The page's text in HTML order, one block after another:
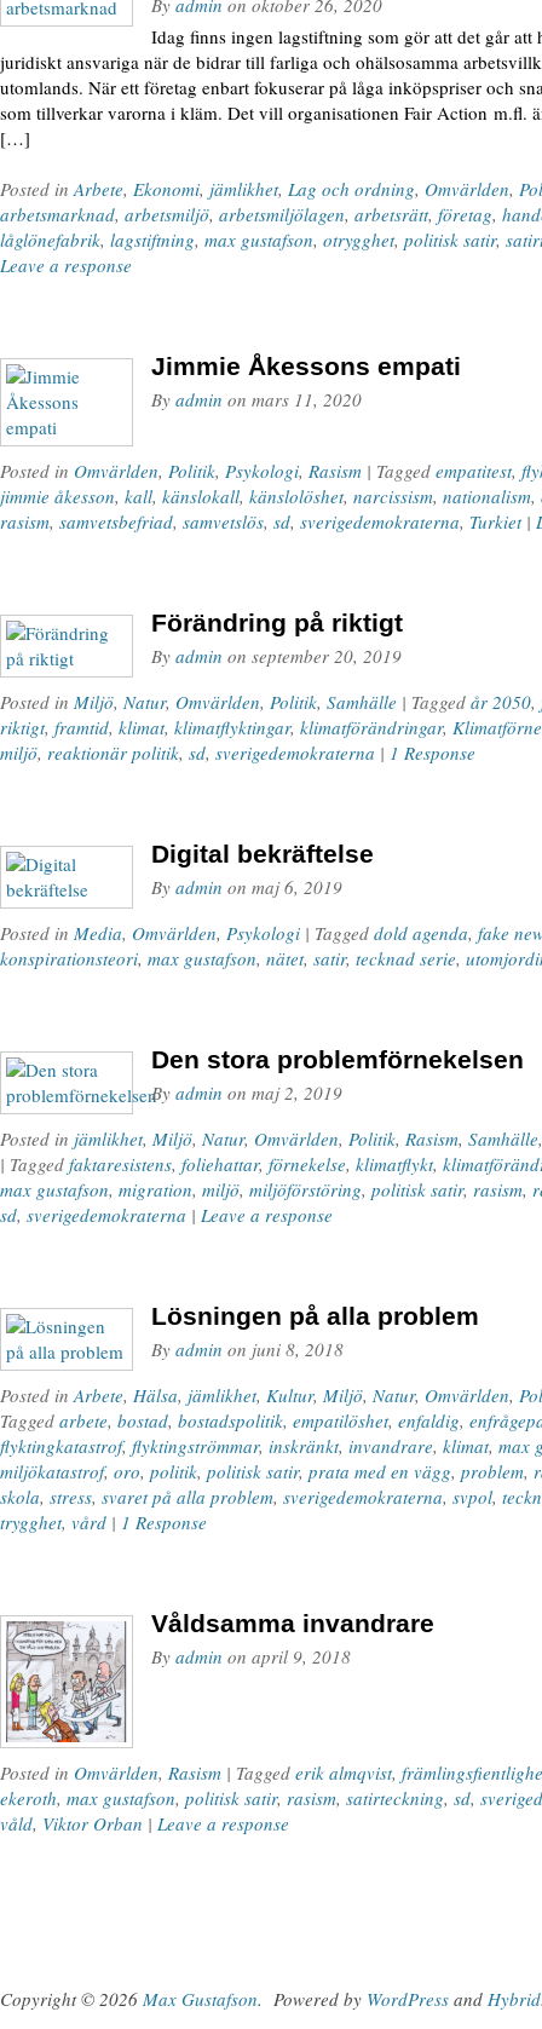
By admin on oktober 26, 2020
Idag finns ingen lagstiftning som gör att det går att
juridiskt ansvariga när de bidrar till farliga och ohälsosamma
utomlands. När ett företag enbart fokuserar på låga inköpspriser och
som tillverkar varorna i kläm. Det vill organisationen Fair Action m.fl.
[…]
Posted inArbete, Ekonomi, jämlikhet, Lag och ordning, Omvärlden,
arbetsmarknad, arbetsmiljö, arbetsmiljölagen, arbetsrätt, företag,
låglönefabrik, lagstiftning, max gustafson, otrygghet, politisk satir,
Leave a response
Jimmie Åkessons empati
By admin on mars 11, 2020
Posted in Omvärlden, Politik, Psykologi, Rasism | Tagged empatitest,
jimmie åkesson, kall, känslokall, känslolöshet, narcissism, nationalism,
rasism, samvetsbefriad, samvetslös, sd, sverigedemokraterna, Turkiet|
Förändring på riktigt
By admin on september 20, 2019
Posted in Miljö, Natur, Omvärlden, Politik, Samhälle | Tagged år 2050,
riktigt, framtid, klimat, klimatflyktingar, klimatförändringar,
miljö, reaktionär politik, sd, sverigedemokraterna | 1 Response
Digital bekräftelse
By admin on maj 6, 2019
Posted in Media, Omvärlden, Psykologi | Tagged dold agenda, fake
konspirationsteori, max gustafson, nätet, satir, tecknad serie,
Den stora problemförnekelsen
By admin on maj 2, 2019
Posted in jämlikhet, Miljö, Natur, Omvärlden, Politik, Rasism, Samhälle
| Tagged faktaresistens, foliehattar, förnekelse, klimatflykt,
max gustafson, migration, miljö, miljöförstöring, politisk satir, rasism,
sd, sverigedemokraterna | Leave a response
Lösningen på alla problem
By admin on juni 8, 2018
Posted inArbete, Hälsa, jämlikhet, Kultur, Miljö, Natur, Omvärlden,
Tagged arbete, bostad, bostadspolitik, empatilöshet, enfaldig,
flyktingkatastrof, flyktingströmmar, inskränkt, invandrare, klimat, max
miljökatastrof, oro, politik, politisk satir, prata med en vägg, problem,
skola, stress, svaret på alla problem, sverigedemokraterna, svpol,
trygghet, vård | 1 Response
Våldsamma invandrare
By admin on april 9, 2018
Posted in Omvärlden, Rasism | Tagged erik almqvist,
ekeroth, max gustafson, politisk satir, rasism, satirteckning, sd,
våld, Viktor Orban | Leave a response
Copyright © 2026 Max Gustafson. Powered by WordPress and Hybrid